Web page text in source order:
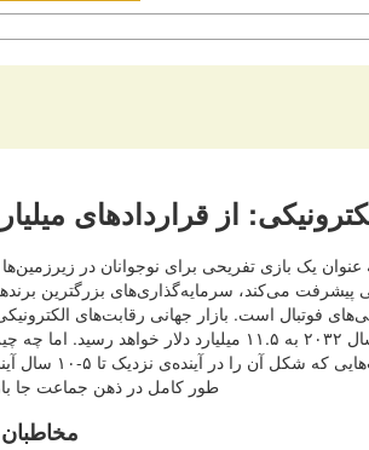
از قراردادهای
عنوان یک بازی تفریحی برای نوجوانان در
می‌کند، سرمایه‌گذاری‌های بزرگترین
میلیارد دلار، طبق پیش‌بینی‌ها تا سال ۲۰۳۲ به ۱۱.۵
است؟ چه
طور کامل در ذهن جماعت جا